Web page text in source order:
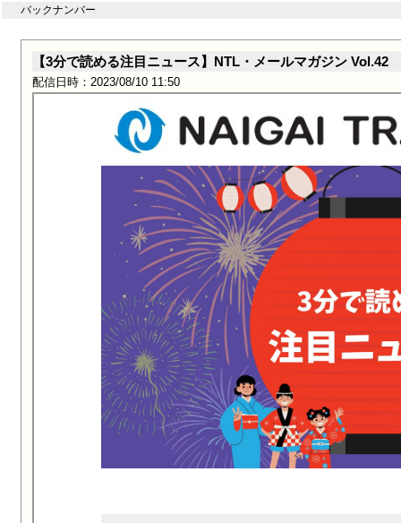
バックナンバー
【3分で読める注目ニュース】NTL・メールマガジン Vol.42
配信日時：2023/08/10 11:50